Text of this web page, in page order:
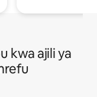
kwa ajili ya